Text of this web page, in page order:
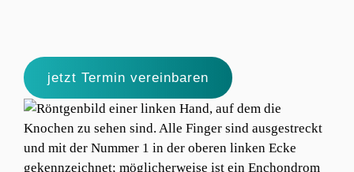
jetzt Termin vereinbaren